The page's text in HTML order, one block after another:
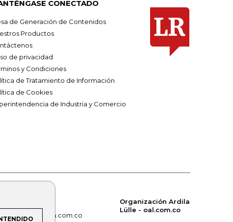
CONECTADO
de Generación de Contenidos
Productos
de privacidad
y Condiciones
de Tratamiento de Información
de Cookies
de Industria y Comercio
alerta.com.co
Organización Ardila
Lülle - oal.com.co